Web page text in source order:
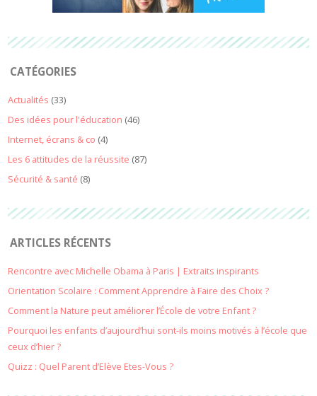
CATÉGORIES
Actualités (33)
Des idées pour l'éducation (46)
Internet, écrans & co (4)
Les 6 attitudes de la réussite (87)
Sécurité & santé (8)
ARTICLES RÉCENTS
Rencontre avec Michelle Obama à Paris | Extraits inspirants
Orientation Scolaire : Comment Apprendre à Faire des Choix ?
Comment la Nature peut améliorer l’École de votre Enfant ?
Pourquoi les enfants d’aujourd’hui sont-ils moins motivés à l’école que
ceux d’hier ?
Quizz : Quel Parent d’Elève Etes-Vous ?